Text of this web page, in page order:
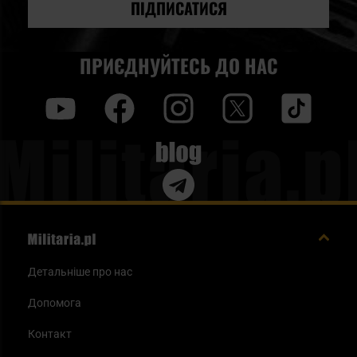
ПІДПИСАТИСЯ
ПРИЄДНУЙТЕСЬ ДО НАС
Blog
Детальніше про нас
Допомога
Контакт